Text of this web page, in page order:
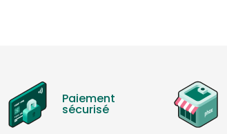
Paiement
sécurisé